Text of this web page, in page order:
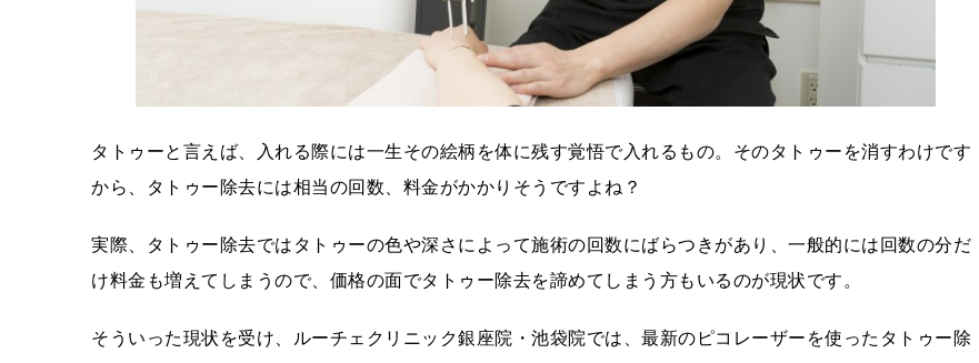
タトゥーと言えば、入れる際には一生その絵柄を体に残す覚悟で入れるもの。そのタトゥーを消すわけです
から、タトゥー除去には相当の回数、料金がかかりそうですよね？
実際、タトゥー除去ではタトゥーの色や深さによって施術の回数にばらつきがあり、一般的には回数の分だ
け料金も増えてしまうので、価格の面でタトゥー除去を諦めてしまう方もいるのが現状です。
そういった現状を受け、ルーチェクリニック銀座院・池袋院では、最新のピコレーザーを使ったタトゥー除